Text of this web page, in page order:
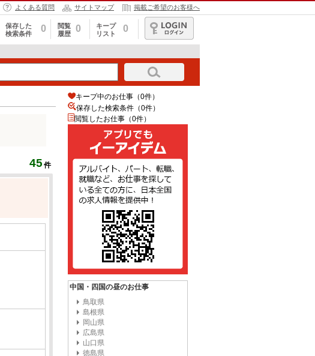
よくある質問 サイトマップ 掲載ご希望のお客様へ
保存した
検索条件
0
閲覧
履歴
0
キープ
リスト
0
ログイン
45 件
キープ中のお仕事（0件）
保存した検索条件（0件）
閲覧したお仕事（0件）
中国・四国の昼のお仕事
鳥取県
島根県
岡山県
広島県
山口県
徳島県